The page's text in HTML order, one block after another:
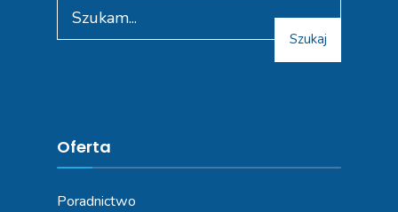
for:
Szukaj
Oferta
Poradnictwo